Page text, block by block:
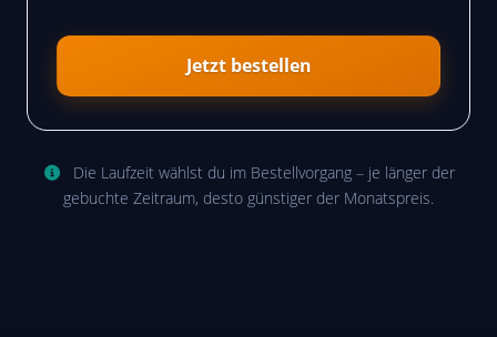
Jetzt bestellen
Die Laufzeit wählst du im Bestellvorgang – je länger der
gebuchte Zeitraum, desto günstiger der Monatspreis.